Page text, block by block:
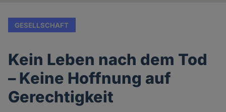
GESELLSCHAFT
Kein Leben nach dem Tod
– Keine Hoffnung auf
Gerechtigkeit